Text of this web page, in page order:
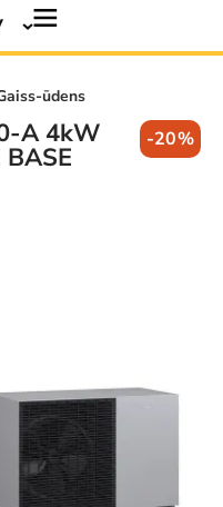
ūdens
A 4kW -20%